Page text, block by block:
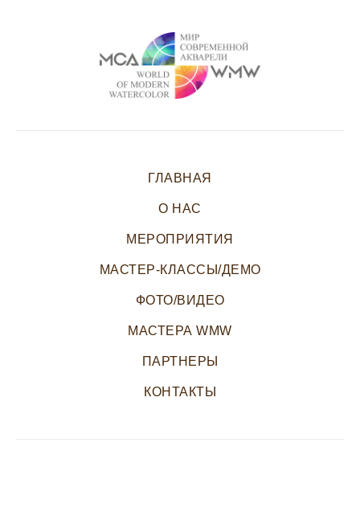
ГЛАВНАЯ
О НАС
МЕРОПРИЯТИЯ
МАСТЕР-КЛАССЫ/ДЕМО
ФОТО/ВИДЕО
МАСТЕРА WMW
ПАРТНЕРЫ
КОНТАКТЫ